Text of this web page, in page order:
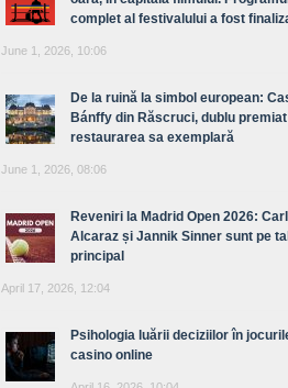
complet al festivalului a fost
June 1, 2026, 10:06
De la ruină la simbol european:
Bánffy din Răscruci, dublu
restaurarea sa exemplară
June 1, 2026, 08:06
Reveniri la Madrid Open 2026:
Alcaraz și Jannik Sinner sunt pe
principal
April 17, 2026, 12:04
Psihologia luării deciziilor în
casino online